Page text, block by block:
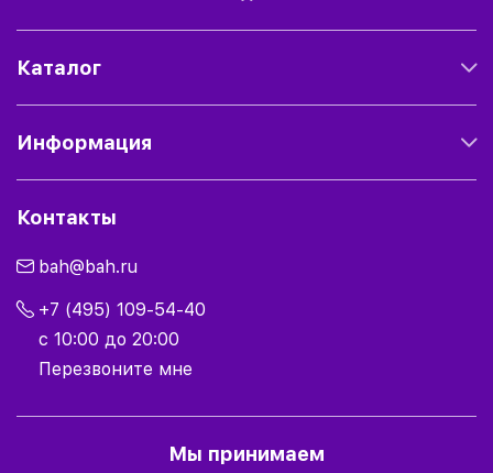
Каталог
Информация
Контакты
bah@bah.ru
+7 (495) 109-54-40
с 10:00 до 20:00
Перезвоните мне
Мы принимаем